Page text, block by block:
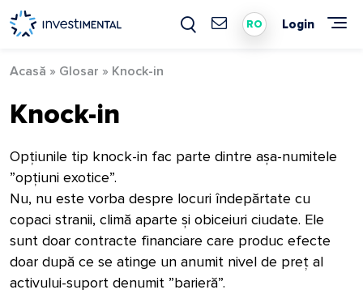
Skip
to
content
RO Login
Acasă » Glosar » Knock-in
Knock-in
Opțiunile tip knock-in fac parte dintre așa-numitele
”opțiuni exotice”.
Nu, nu este vorba despre locuri îndepărtate cu
copaci stranii, climă aparte și obiceiuri ciudate. Ele
sunt doar contracte financiare care produc efecte
doar după ce se atinge un anumit nivel de preț al
activului-suport denumit ”barieră”.